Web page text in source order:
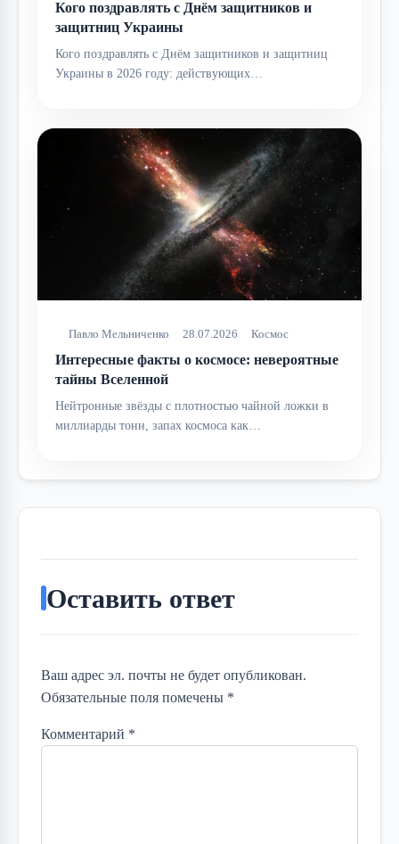
Кого поздравлять с Днём защитников и
защитниц Украины
Кого поздравлять с Днём защитников и защитниц
Украины в 2026 году: действующих…
Павло Мельниченко 28.07.2026 Космос
Интересные факты о космосе: невероятные
тайны Вселенной
Нейтронные звёзды с плотностью чайной ложки в
миллиарды тонн, запах космоса как…
Оставить ответ
Ваш адрес эл. почты не будет опубликован.
Обязательные поля помечены *
Комментарий *